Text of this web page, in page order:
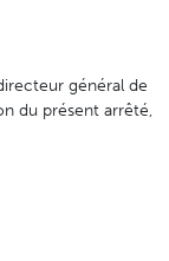
général de
du présent arrêté,